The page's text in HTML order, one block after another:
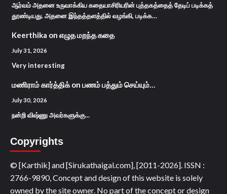
ஆர்வம் அதனை உருவாக்கிய கதையாசிரியரின் புத்தகத்தைத் தேடிப் படிக்கத்
தூண்டியது. அதனை இந்தத்தளத்தில் வழங்கி, படிக்க…
Keerthika on எழுத மறந்த கதை
July 31, 2026
Very interesting
மணிராம் கார்த்திக்on பணம் பத்தும் செய்யும்…
July 30, 2026
நன்றி விஷ்ணு அவர்களுக்கு...
Copyrights
© [Karthik] and [Sirukathaigal.com], [2011-2026]. ISSN :
2766-9890, Concept and design of this website is solely
owned by the site owner. No part of the concept or design